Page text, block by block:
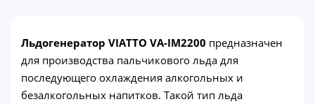
Льдогенератор VIATTO VA-IM2200 предназначен
для производства пальчикового льда для
последующего охлаждения алкогольных и
безалкогольных напитков. Такой тип льда